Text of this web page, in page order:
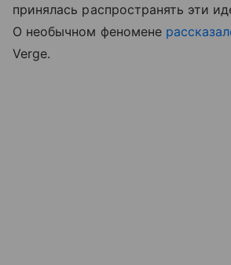
принялась распространять эти
О необычном феномене
Verge.